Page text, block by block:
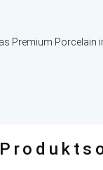
Premium